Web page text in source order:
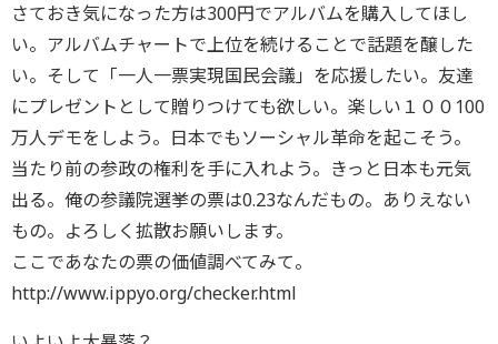
さておき気になった方は300円でアルバムを購入してほし
い。アルバムチャートで上位を続けることで話題を醸した
い。そして「一人一票実現国民会議」を応援したい。友達
にプレゼントとして贈りつけても欲しい。楽しい１００100
万人デモをしよう。日本でもソーシャル革命を起こそう。
当たり前の参政の権利を手に入れよう。きっと日本も元気
出る。俺の参議院選挙の票は0.23なんだもの。ありえない
もの。よろしく拡散お願いします。
ここであなたの票の価値調べてみて。
http://www.ippyo.org/checker.html